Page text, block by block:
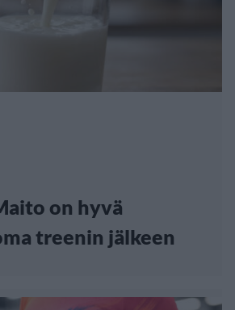
on hyvä
treenin jälkeen